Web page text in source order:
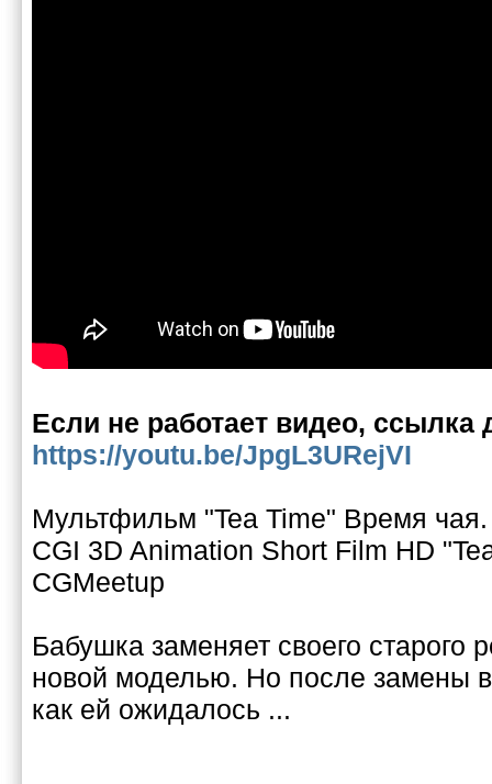
Если не работает видео, ссылка
https://youtu.be/JpgL3URejVI
Мультфильм "Tea Time" Время чая.
CGI 3D Animation Short Film HD
CGMeetup
Бабушка заменяет своего старого
новой моделью. Но после замены
как ей ожидалось ...